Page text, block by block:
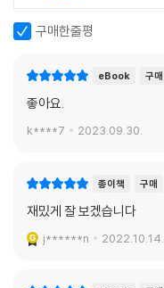
구매한줄평
eBook 구매
좋아요.
k****7 2023.09.30.
종이책 구매
재밌게 잘 보겠습니다
j******n 2022.10.14.